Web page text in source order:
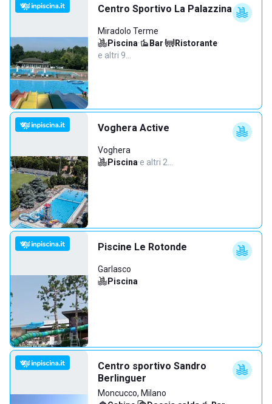
Centro Sportivo La Palazzina
Miradolo Terme
Piscina· Bar· Ristorante·
e altri 9…
Voghera Active
Voghera
Piscina·e altri 2…
Piscine Le Rotonde
Garlasco
Piscina
Centro sportivo Sandro
Berlinguer
Moncucco, Milano